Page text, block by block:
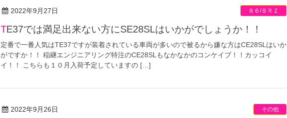
2022年9月27日 ８６/ＢＲＺ
TE37では満足出来ない方にSE28SLはいかがでしょうか！！
定番で一番人気はTE37ですが装着されている車両が多いので被るから嫌な方はCE28SLはいか
がですか！！ 稲継エンジニアリング特注のCE28SLもなかなかのコンケイブ！！カッコイ
イ！！ こちらも１０月入荷予定していますの […]
2022年9月26日 その他